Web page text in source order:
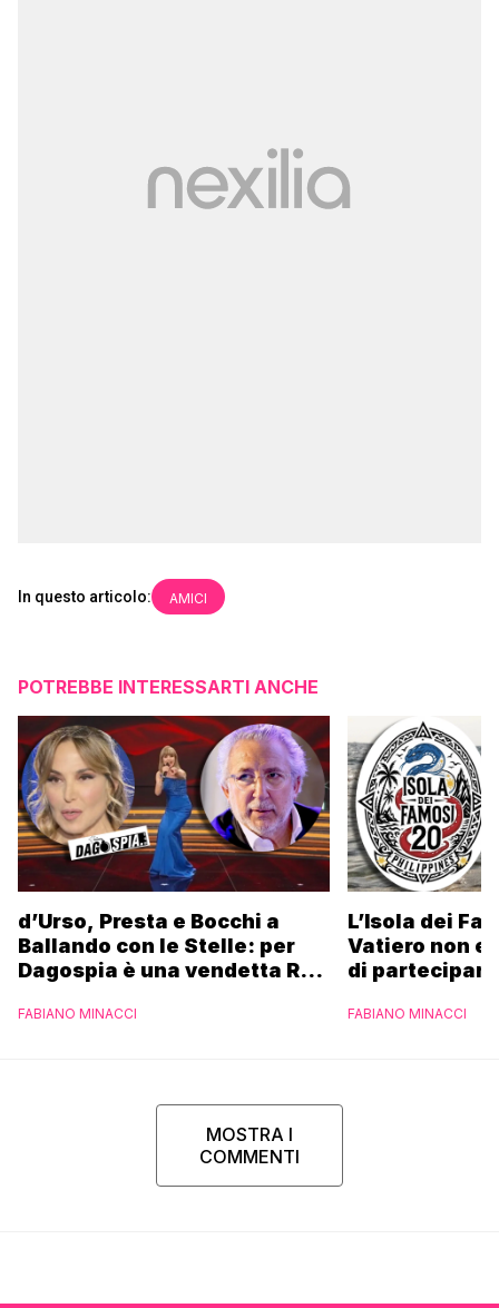
In questo articolo: AMICI
POTREBBE INTERESSARTI ANCHE
d’Urso, Presta e Bocchi a
Ballando con le Stelle: per
Dagospia è una vendetta Rai
FABIANO MINACCI
L’Isola dei
Vatiero non
di
FABIANO MINACCI
MOSTRA I
COMMENTI